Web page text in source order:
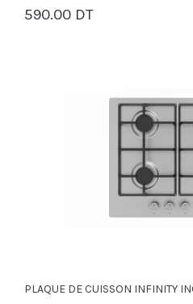
590.00 DT
PANIER
PLAQUE DE CUISSON INFINITY